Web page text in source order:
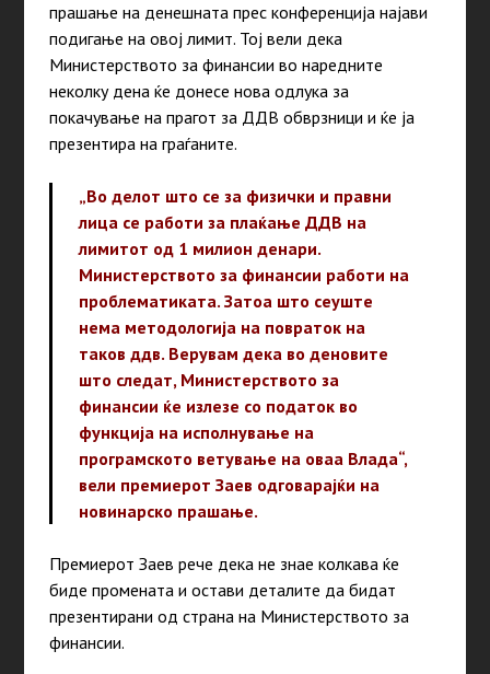
прашање на денешната прес конференција најави
подигање на овој лимит. Тој вели дека
Министерството за финансии во наредните
неколку дена ќе донесе нова одлука за
покачување на прагот за ДДВ обврзници и ќе ја
презентира на граѓаните.
„Во делот што се за физички и правни
лица се работи за плаќање ДДВ на
лимитот од 1 милион денари.
Министерството за финансии работи на
проблематиката. Затоа што сеуште
нема методологија на повраток на
таков ддв. Верувам дека во деновите
што следат, Министерството за
финансии ќе излезе со податок во
функција на исполнување на
програмското ветување на оваа Влада“,
вели премиерот Заев одговарајќи на
новинарско прашање.
Премиерот Заев рече дека не знае колкава ќе
биде промената и остави деталите да бидат
презентирани од страна на Министерството за
финансии.